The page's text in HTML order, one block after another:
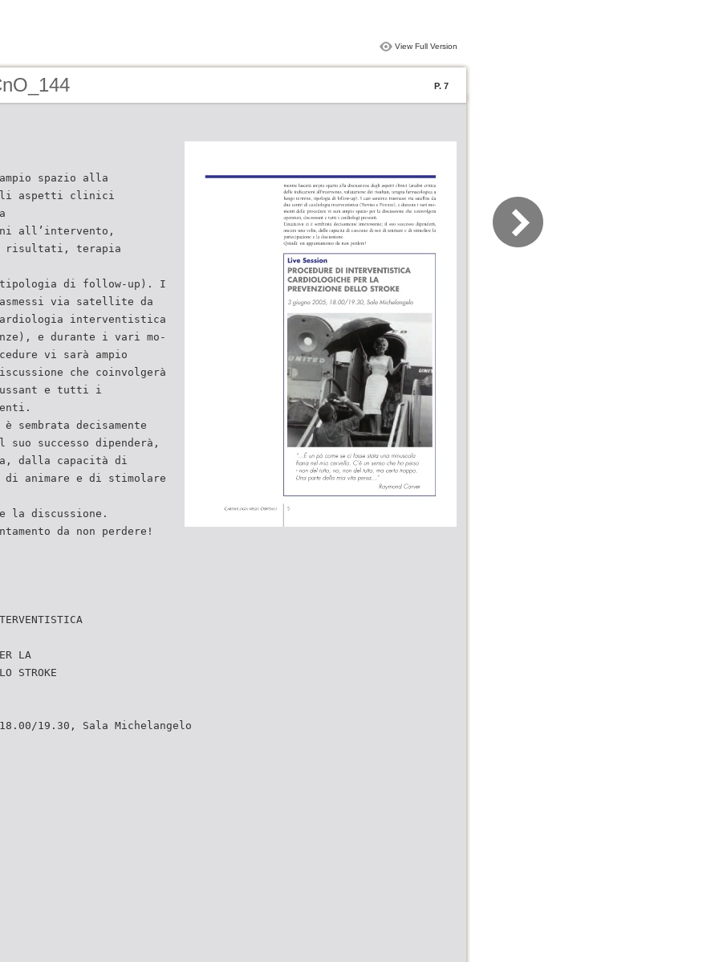
View Full Version
P. 7
spazio alla
aspetti clinici
all’intervento,
risultati, terapia
tipologia di follow-up). I
via satellite da
interventistica
e durante i vari mo-
vi sarà ampio
che coinvolgerà
e tutti i
decisamente
successo dipenderà,
dalla capacità di
di animare e di stimolare
la discussione.
da non perdere!
LA
STROKE
19.30, Sala Michelangelo